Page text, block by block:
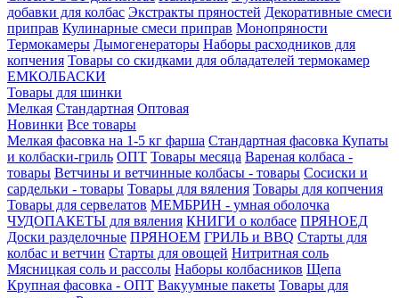
добавки для колбас Экстракты пряностей Декоративные смеси
приправ Кулинарные смеси приправ Монопряности
Термокамеры Дымогенераторы Наборы расходников для
копчения Товары со скидками для обладателей термокамер
ЕМКОЛБАСКИ
Товары для шинки
Мелкая Стандартная Оптовая
Новинки Все товары
Мелкая фасовка на 1-5 кг фарша Стандартная фасовка Купаты
и колбаски-гриль ОПТ Товары месяца Вареная колбаса -
товары Ветчины и ветчинные колбасы - товары Сосиски и
сардельки - товары Товары для вяления Товары для копчения
Товары для сервелатов МЕМБРИН - умная оболочка
ЧУДОПАКЕТЫ для вяления КНИГИ о колбасе ПРЯНОЕД
Доски разделочные ПРЯНОЕМ ГРИЛЬ и BBQ Старты для
колбас и ветчин Старты для овощей Нитритная соль
Мясницкая соль и рассолы Наборы колбасников Щепа
Крупная фасовка - ОПТ Вакуумные пакеты Товары для